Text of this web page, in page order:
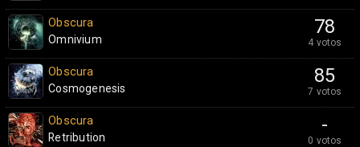
78
4 votos
Obscura
Omnivium
85
7 votos
Obscura
Cosmogenesis
-
0 votos
Obscura
Retribution